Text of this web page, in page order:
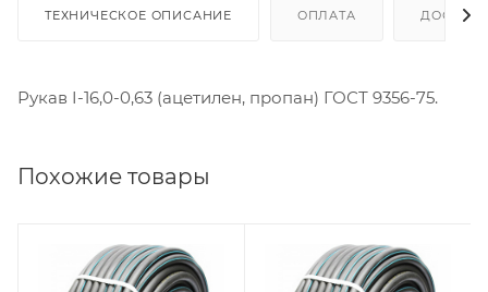
ТЕХНИЧЕСКОЕ ОПИСАНИЕ ОПЛАТА
Рукав I-16,0-0,63 (ацетилен, пропан) ГОСТ 9356-75 .
Похожие товары